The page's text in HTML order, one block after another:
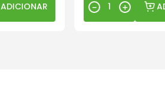
ADICIONAR ＋
－